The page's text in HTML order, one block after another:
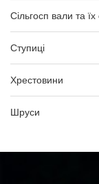
Сільгосп вали та
Ступиці
Хрестовини
Шруси